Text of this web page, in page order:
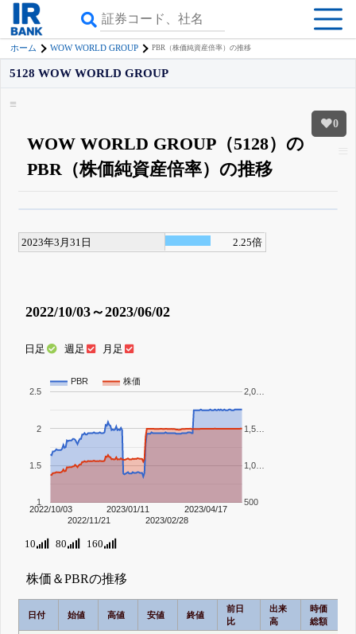
ホーム WOW WORLD GROUP PBR（株価純資産倍率）の推移
0
5128 WOW WORLD GROUP
WOW WORLD GROUP（5128）の
PBR（株価純資産倍率）の推移
詳しく見られる無料でβ版をはじめる
登録すると永久30%OFFと米株版の先行利用も付きます
2023年3月31日 2.25倍
2022/10/03～2023/06/02
日足 週足 月足
PBR 株価
2022/10/03
2022/11/21
2023/01/11
2023/02/28
2023/04/17
1
1.5
2
2.5
500
1,0…
1,5…
2,0…
10 80 160
株価＆PBRの推移
日付 始値 高値 安値 終値
前日
比
出来
高
時価
総額